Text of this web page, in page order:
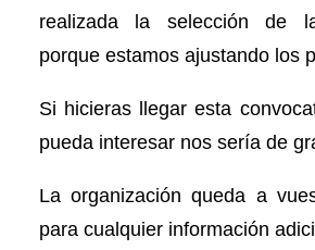
realizada la selección de
porque estamos ajustando los
Si hicieras llegar esta
pueda interesar nos sería de
La organización queda a
para cualquier información